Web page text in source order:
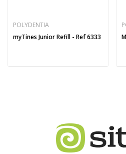
POLYDENTIA
myTines Junior Refill - Ref 6333